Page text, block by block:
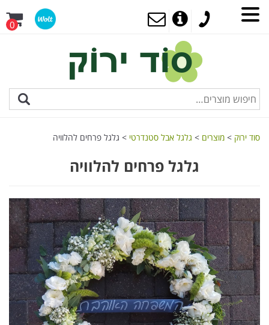
0
סוד ירוק > מוצרים > גלגל אבל סטנדרטי > גלגל פרחים להלוויה
גלגל פרחים להלוויה